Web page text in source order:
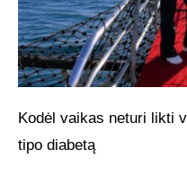
Kodėl vaikas neturi likti
tipo diabetą